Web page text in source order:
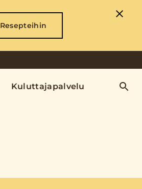
Resepteihin
Kuluttajapalvelu